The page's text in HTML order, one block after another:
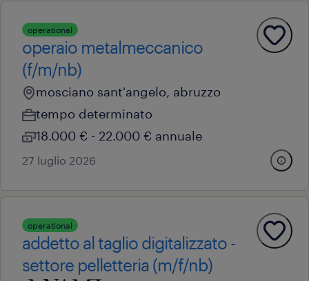
operational
operaio metalmeccanico
(f/m/nb)
mosciano sant'angelo, abruzzo
tempo determinato
18.000 € - 22.000 € annuale
27 luglio 2026
operational
addetto al taglio digitalizzato -
settore pelletteria (m/f/nb)